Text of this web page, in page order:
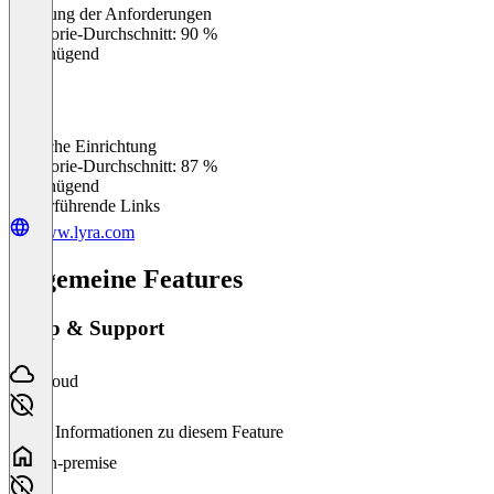
Erfüllung der Anforderungen
Kategorie-Durchschnitt: 90 %
Ungenügend
Einfache Einrichtung
Kategorie-Durchschnitt: 87 %
Ungenügend
Weiterführende Links
www.lyra.com
Allgemeine Features
Setup & Support
Cloud
Keine Informationen zu diesem Feature
On-premise